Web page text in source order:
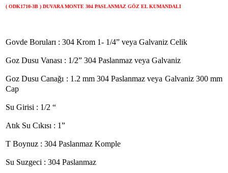
( ODK1710-3B ) DUVARA MONTE 304 PASLANMAZ GÖZ EL KUMANDALI
Govde Boruları : 304 Krom 1- 1/4” veya Galvaniz Celik
Goz Dusu Vanası : 1/2” 304 Paslanmaz veya Galvaniz
Goz Dusu Canağı : 1.2 mm 304 Paslanmaz veya Galvaniz 300 mm
Cap
Su Girisi : 1/2 “
Atık Su Cıkısı : 1”
T Boynuz : 304 Paslanmaz Komple
Su Suzgeci : 304 Paslanmaz